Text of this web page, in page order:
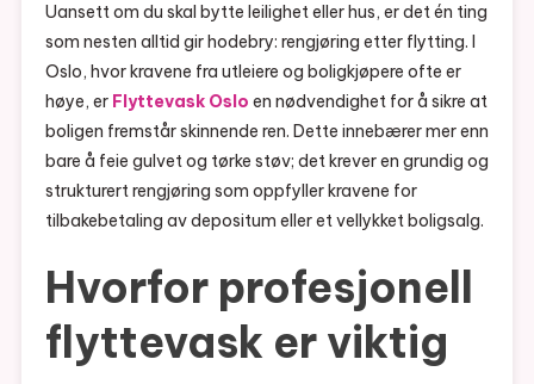
Uansett om du skal bytte leilighet eller hus, er det én ting
som nesten alltid gir hodebry: rengjøring etter flytting. I
Oslo, hvor kravene fra utleiere og boligkjøpere ofte er
høye, er Flyttevask Oslo en nødvendighet for å sikre at
boligen fremstår skinnende ren. Dette innebærer mer enn
bare å feie gulvet og tørke støv; det krever en grundig og
strukturert rengjøring som oppfyller kravene for
tilbakebetaling av depositum eller et vellykket boligsalg.
Hvorfor profesjonell
flyttevask er viktig